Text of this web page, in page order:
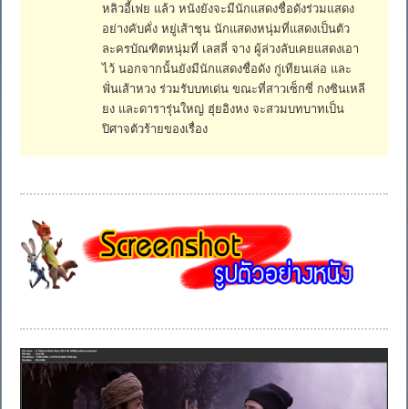
หลิวอี้เฟย แล้ว หนังยังจะมีนักแสดงชื่อดังร่วมแสดง
อย่างคับคั่ง หยู่เส้าชุน นักแสดงหนุ่มที่แสดงเป็นตัว
ละครบัณฑิตหนุ่มที่ เลสลี่ จาง ผู้ล่วงลับเคยแสดงเอา
ไว้ นอกจากนั้นยังมีนักแสดงชื่อดัง กู่เทียนเล่อ และ
ฟั่นเส้าหวง ร่วมรับบทเด่น ขณะที่สาวเซ็กซี่ กงซินเหลี
ยง และดารารุ่นใหญ่ ฮุ่ยอิงหง จะสวมบทบาทเป็น
ปิศาจตัวร้ายของเรื่อง